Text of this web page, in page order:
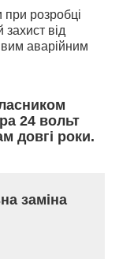
розробці
від
аварійним
24 вольт
довгі роки.
заміна